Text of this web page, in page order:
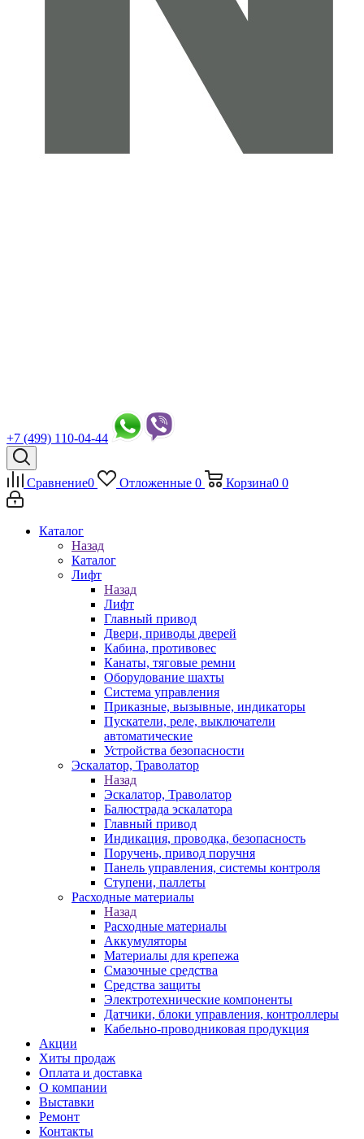
+7 (499) 110-04-44
Сравнение0 Отложенные 0 Корзина0 0
Каталог
Назад
Каталог
Лифт
Назад
Лифт
Главный привод
Двери, приводы дверей
Кабина, противовес
Канаты, тяговые ремни
Оборудование шахты
Система управления
Приказные, вызывные, индикаторы
Пускатели, реле, выключатели
автоматические
Устройства безопасности
Эскалатор, Траволатор
Назад
Эскалатор, Траволатор
Балюстрада эскалатора
Главный привод
Индикация, проводка, безопасность
Поручень, привод поручня
Панель управления, системы контроля
Ступени, паллеты
Расходные материалы
Назад
Расходные материалы
Аккумуляторы
Материалы для крепежа
Смазочные средства
Средства защиты
Электротехнические компоненты
Датчики, блоки управления, контроллеры
Кабельно-проводниковая продукция
Акции
Хиты продаж
Оплата и доставка
О компании
Выставки
Ремонт
Контакты